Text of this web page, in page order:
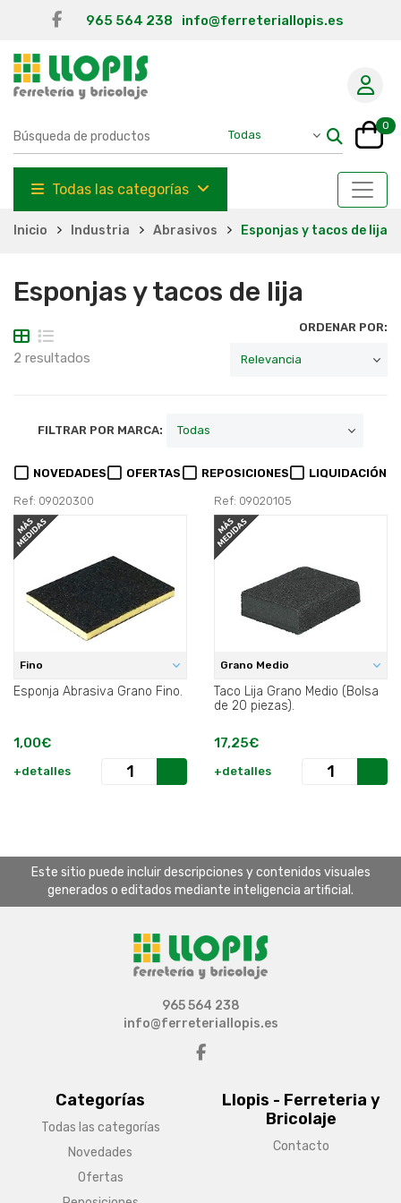
965 564 238 info@ferreteriallopis.es
0
Todas las categorías
Inicio Industria Abrasivos Esponjas y tacos de lija
Esponjas y tacos de lija
2 resultados
ORDENAR POR:
FILTRAR POR MARCA:
NOVEDADES OFERTAS REPOSICIONES LIQUIDACIÓN
Ref: 09020300
Fino
Esponja Abrasiva Grano Fino.
1,00€
+detalles
Ref: 09020105
Grano Medio
Taco Lija Grano Medio (Bolsa
de 20 piezas).
17,25€
+detalles
Este sitio puede incluir descripciones y contenidos visuales
generados o editados mediante inteligencia artificial.
Categorías
Todas las categorías
Novedades
Ofertas
Llopis - Ferreteria y
Bricolaje
Contacto
965 564 238
info@ferreteriallopis.es